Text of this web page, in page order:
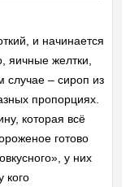
и начинается
яичные желтки,
случае – сироп из
пропорциях.
которая всё
готово
у них
кого